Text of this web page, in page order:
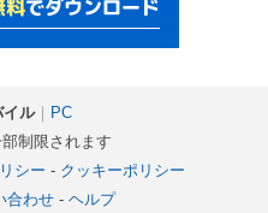
イル｜ PC
制限されます
シー - クッキーポリシー
合わせ- ヘルプ